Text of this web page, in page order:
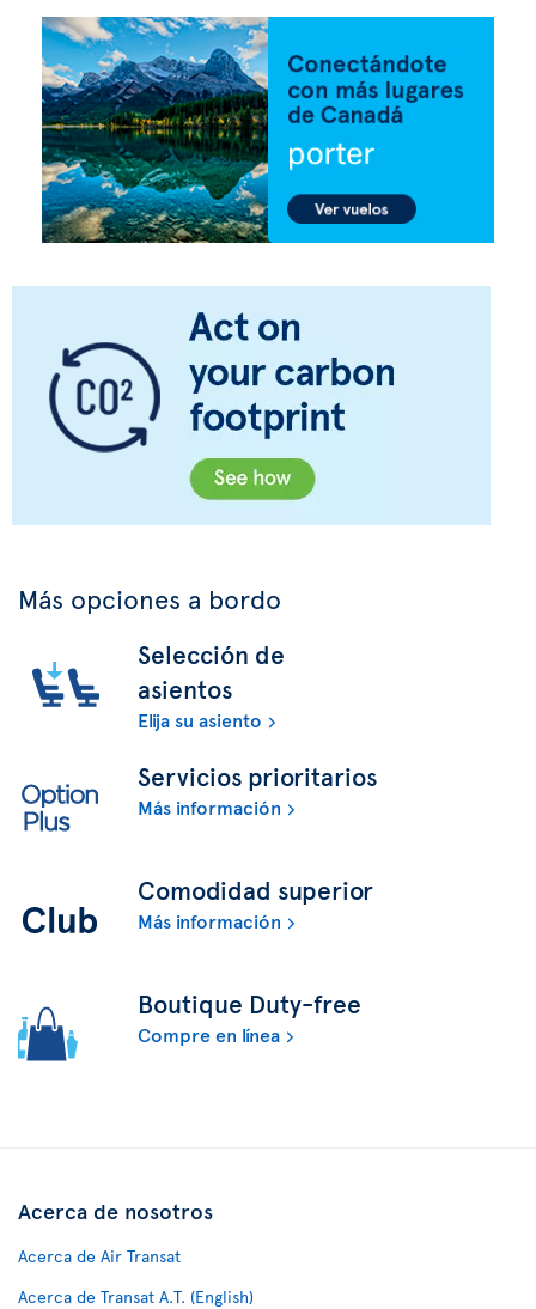
Más opciones a bordo
Selección de
asientos
Elija su asiento
Servicios prioritarios
Más información
Comodidad superior
Más información
Boutique Duty-free
Compre en línea
Acerca de nosotros
Acerca de Air Transat
Acerca de Transat A.T. (English)